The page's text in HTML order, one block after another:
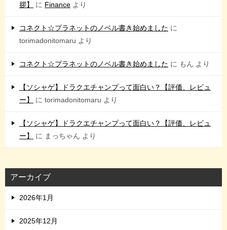
拶】
に Finance より
コネクト☆プラネットのノベル書き始めました に
torimadonitomaru より
コネクト☆プラネットのノベル書き始めました に もん より
【ソシャゲ】ドラクエチャンプって面白い？【評価、レビュ
ー】
に torimadonitomaru より
【ソシャゲ】ドラクエチャンプって面白い？【評価、レビュ
ー】
に まっちゃん より
アーカイブ
2026年1月
2025年12月